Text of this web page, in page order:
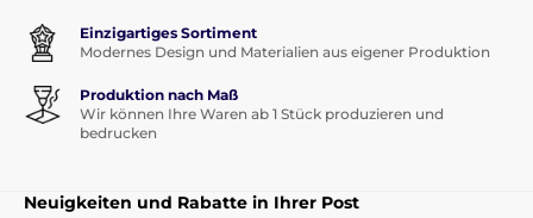
Einzigartiges Sortiment
Modernes Design und Materialien aus eigener Produktion
Produktion nach Maß
Wir können Ihre Waren ab 1 Stück produzieren und
bedrucken
Neuigkeiten und Rabatte in Ihrer Post